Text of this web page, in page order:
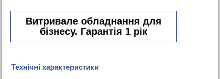
Витривале обладнання для
бізнесу. Гарантія 1 рік
Технічні характеристики